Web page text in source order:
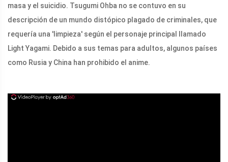
masa y el suicidio. Tsugumi Ohba no se contuvo en su
descripción de un mundo distópico plagado de criminales, que
requería una 'limpieza' según el personaje principal llamado
Light Yagami. Debido a sus temas para adultos, algunos países
como Rusia y China han prohibido el anime.